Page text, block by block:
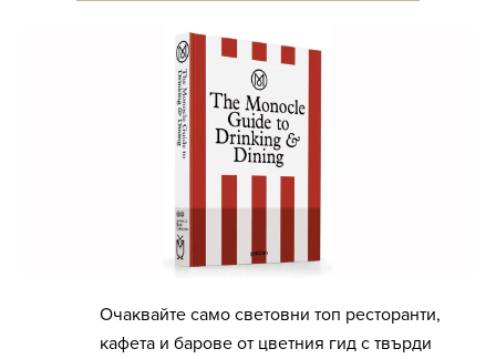
Очаквайте само световни топ ресторанти,
кафета и барове oт цветния гид с твърди